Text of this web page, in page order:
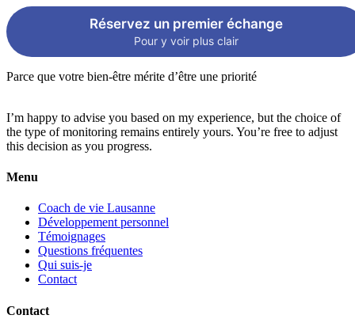
Réservez un premier échange
Pour y voir plus clair
Parce que votre bien-être mérite d’être une priorité
I’m happy to advise you based on my experience, but the choice of
the type of monitoring remains entirely yours. You’re free to adjust
this decision as you progress.
Menu
Coach de vie Lausanne
Développement personnel
Témoignages
Questions fréquentes
Qui suis-je
Contact
Contact